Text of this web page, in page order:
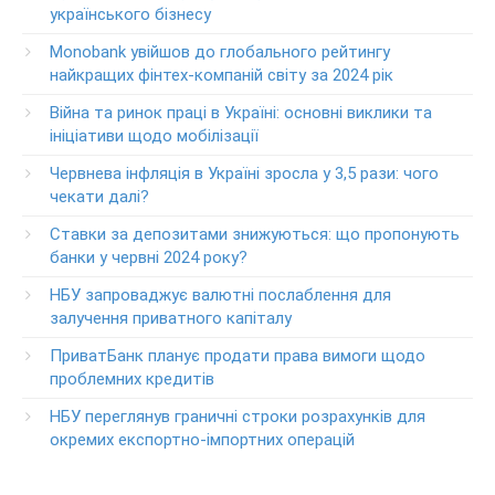
клиентов ПриватБанка
Колл центр: 3700
Круглосуточный телефон поддержки VIP­-клиентов
ПриватБанка
+38-056-716-12-12
+38-073-900-00-02
Круглосуточный телефон поддержки владельцев карт
класса GOLD
Круглосуточный телефон поддержки обслуживания
0-800-500-030
0-800-500-804
українського бізнесу
Monobank увійшов до глобального рейтингу
найкращих фінтех-компаній світу за 2024 рік
Війна та ринок праці в Україні: основні виклики та
ініціативи щодо мобілізації
Червнева інфляція в Україні зросла у 3,5 рази: чого
чекати далі?
Ставки за депозитами знижуються: що пропонують
банки у червні 2024 року?
НБУ запроваджує валютні послаблення для
залучення приватного капіталу
ПриватБанк планує продати права вимоги щодо
проблемних кредитів
НБУ переглянув граничні строки розрахунків для
окремих експортно-імпортних операцій